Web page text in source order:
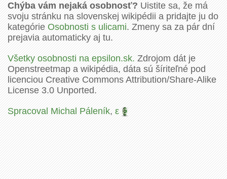
Chýba vám nejaká osobnosť?Uistite sa, že má
svoju stránku na slovenskej wikipédii a pridajte ju do
kategórieOsobnosti s ulicami. Zmeny sa za pár dní
prejavia automaticky aj tu.
Všetky osobnosti na epsilon.sk.Zdrojom dát je
Openstreetmap a wikipédia, dáta sú šíriteľné pod
licenciou Creative Commons Attribution/Share-Alike
License 3.0 Unported.
Spracoval Michal Páleník,ε